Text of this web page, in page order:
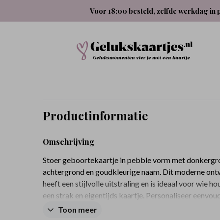
Voor 18:00 besteld, zelfde werkdag in
Productinformatie
Omschrijving
Stoer geboortekaartje in pebble vorm met
achtergrond en goudkleurige naam. Dit moderne
heeft een stijlvolle uitstraling en is ideaal voor wie
een strak en eigentijds kaartje. Personaliseer
kleur en lettertype in de editor en maak het helemaal
Toon meer